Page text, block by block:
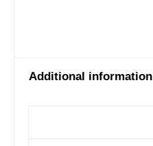
Additional information